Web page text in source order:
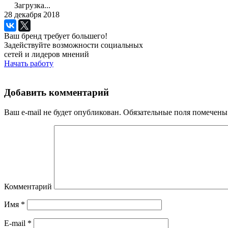
Загрузка...
28 декабря 2018
Ваш бренд требует большего!
Задействуйте возможности социальных
сетей и лидеров мнений
Начать работу
Добавить комментарий
Ваш e-mail не будет опубликован. Обязательные поля
Комментарий
Имя *
E-mail *